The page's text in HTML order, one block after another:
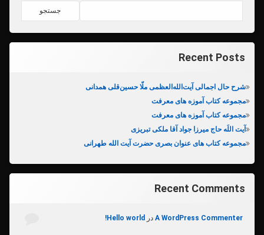
جستجو
Recent Posts
شرح حال اجمالی آیت‌الله‌العظمی ملّا حسین‌قلی همدانی
مجموعه کتاب آموزه های معرفت
مجموعه کتاب آموزه های معرفت
آیت اللَه حاج میرزا جواد آقا ملکی تبریزی
مجموعه کتاب های عنوان بصری حضرت آیت الله طهرانی
Recent Comments
A WordPress Commenter در Hello world!